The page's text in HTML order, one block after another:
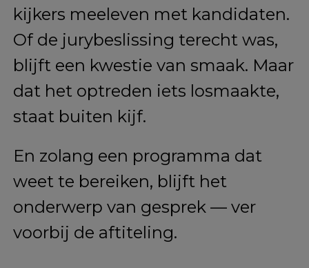
kijkers meeleven met kandidaten.
Of de jurybeslissing terecht was,
blijft een kwestie van smaak. Maar
dat het optreden iets losmaakte,
staat buiten kijf.
En zolang een programma dat
weet te bereiken, blijft het
onderwerp van gesprek — ver
voorbij de aftiteling.